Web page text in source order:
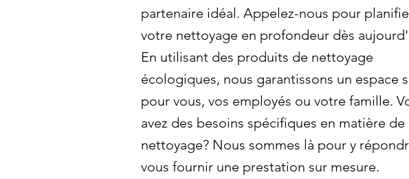
partenaire idéal. Appelez-nous pour
votre nettoyage en profondeur dès
En utilisant des produits de nettoyage
écologiques, nous garantissons un espace
pour vous, vos employés ou votre famille.
avez des besoins spécifiques en matière de
nettoyage? Nous sommes là pour y
vous fournir une prestation sur mesure.